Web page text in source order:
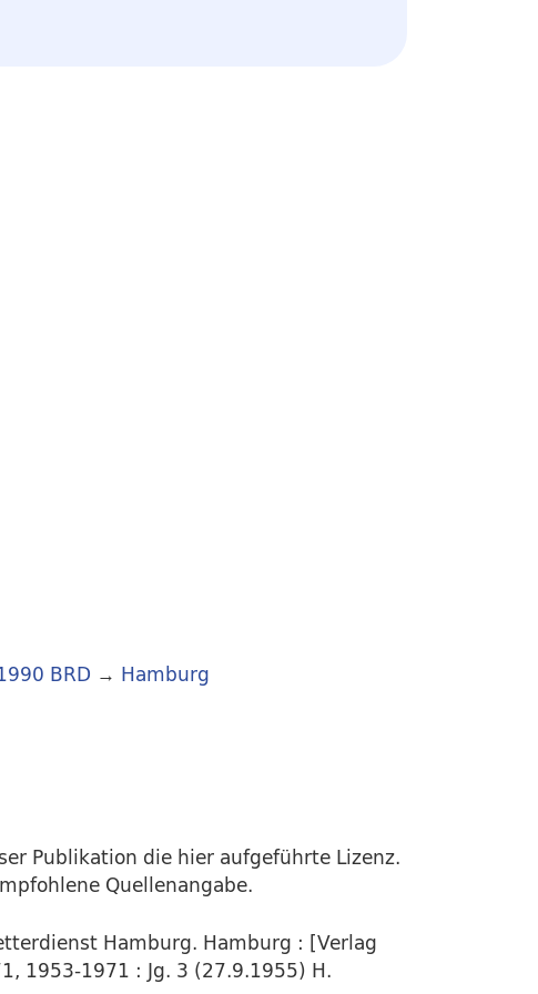
BRD → Hamburg
Publikation die hier aufgeführte Lizenz.
Quellenangabe.
Hamburg. Hamburg : [Verlag
1953-1971 : Jg. 3 (27.9.1955) H.